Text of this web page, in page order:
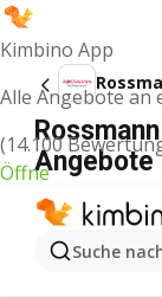
Kimbino App
Alle Angebote an
(14.100
Öffne
Suche
Angebote